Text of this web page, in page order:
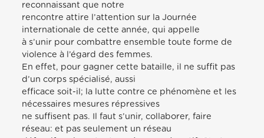
reconnaissant que notre
rencontre attire l’attention sur la Journée
internationale de cette année, qui appelle
à s’unir pour combattre ensemble toute forme de
violence à l’égard des femmes.
En effet, pour gagner cette bataille, il ne suffit pas
d’un corps spécialisé, aussi
efficace soit-il; la lutte contre ce phénomène et les
nécessaires mesures répressives
ne suffisent pas. Il faut s’unir, collaborer, faire
réseau: et pas seulement un réseau